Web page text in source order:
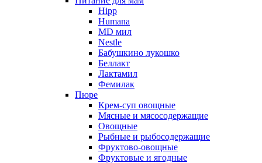
Hipp
Humana
MD мил
Nestle
Бабушкино лукошко
Беллакт
Лактамил
Фемилак
Пюре
Крем-суп овощные
Мясные и мясосодержащие
Овощные
Рыбные и рыбосодержащие
Фруктово-овощные
Фруктовые и ягодные